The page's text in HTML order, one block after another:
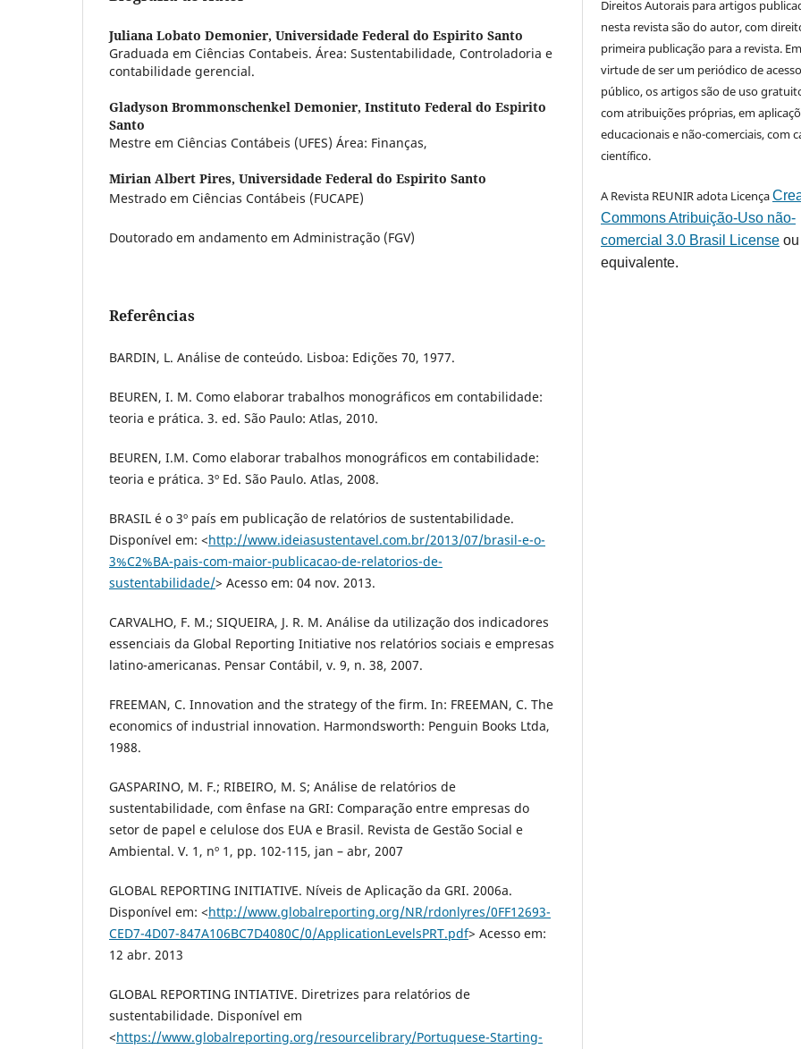
Juliana Lobato Demonier, Universidade Federal do Espirito Santo
Graduada em Ciências Contabeis. Área: Sustentabilidade, Controladoria e
contabilidade gerencial.
Gladyson Brommonschenkel Demonier, Instituto Federal do Espirito
Santo
Mestre em Ciências Contábeis (UFES) Área: Finanças,
Mirian Albert Pires, Universidade Federal do Espirito Santo
Mestrado em Ciências Contábeis (FUCAPE)
Doutorado em andamento em Administração (FGV)
Referências
BARDIN, L. Análise de conteúdo. Lisboa: Edições 70, 1977.
BEUREN, I. M. Como elaborar trabalhos monográficos em contabilidade:
teoria e prática. 3. ed. São Paulo: Atlas, 2010.
BEUREN, I.M. Como elaborar trabalhos monográficos em contabilidade:
teoria e prática. 3º Ed. São Paulo. Atlas, 2008.
BRASIL é o 3º país em publicação de relatórios de sustentabilidade.
Disponível em: <http://www.ideiasustentavel.com.br/2013/07/brasil-e-o-
3%C2%BA-pais-com-maior-publicacao-de-relatorios-de-
sustentabilidade/> Acesso em: 04 nov. 2013.
CARVALHO, F. M.; SIQUEIRA, J. R. M. Análise da utilização dos indicadores
essenciais da Global Reporting Initiative nos relatórios sociais e empresas
latino-americanas. Pensar Contábil, v. 9, n. 38, 2007.
FREEMAN, C. Innovation and the strategy of the firm. In: FREEMAN, C. The
economics of industrial innovation. Harmondsworth: Penguin Books Ltda,
1988.
GASPARINO, M. F.; RIBEIRO, M. S; Análise de relatórios de
sustentabilidade, com ênfase na GRI: Comparação entre empresas do
setor de papel e celulose dos EUA e Brasil. Revista de Gestão Social e
Ambiental. V. 1, nº 1, pp. 102-115, jan – abr, 2007
GLOBAL REPORTING INITIATIVE. Níveis de Aplicação da GRI. 2006a.
Disponível em: <http://www.globalreporting.org/NR/rdonlyres/0FF12693-
CED7-4D07-847A106BC7D4080C/0/ApplicationLevelsPRT.pdf> Acesso em:
12 abr. 2013
GLOBAL REPORTING INTIATIVE. Diretrizes para relatórios de
sustentabilidade. Disponível em
<https://www.globalreporting.org/resourcelibrary/Portuquese-Starting-
Direitos Autorais para artigos
nesta revista são do autor, com
primeira publicação para a revista. Em
virtude de ser um periódico de acesso
público, os artigos são de uso
com atribuições próprias, em
educacionais e não-comerciais, com
científico.
A Revista REUNIR adota Licença
Commons Atribuição-Uso não-
comercial 3.0 Brasil License
equivalente.